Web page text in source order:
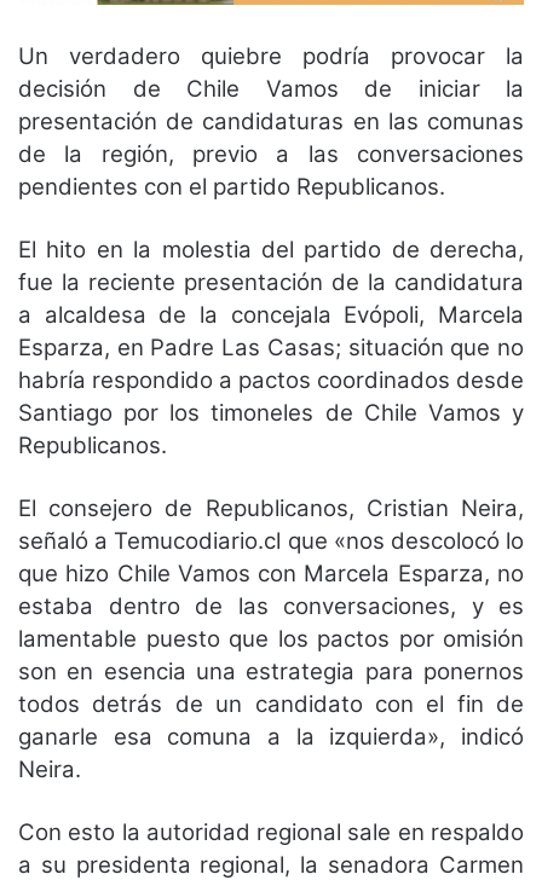
Un verdadero quiebre podría provocar la
decisión de Chile Vamos de iniciar la
presentación de candidaturas en las comunas
de la región, previo a las conversaciones
pendientes con el partido Republicanos.
El hito en la molestia del partido de derecha,
fue la reciente presentación de la candidatura
a alcaldesa de la concejala Evópoli, Marcela
Esparza, en Padre Las Casas; situación que no
habría respondido a pactos coordinados desde
Santiago por los timoneles de Chile Vamos y
Republicanos.
El consejero de Republicanos, Cristian Neira,
señaló a Temucodiario.cl que «nos descolocó lo
que hizo Chile Vamos con Marcela Esparza, no
estaba dentro de las conversaciones, y es
lamentable puesto que los pactos por omisión
son en esencia una estrategia para ponernos
todos detrás de un candidato con el fin de
ganarle esa comuna a la izquierda», indicó
Neira.
Con esto la autoridad regional sale en respaldo
a su presidenta regional, la senadora Carmen